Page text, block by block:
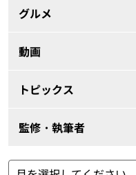
グルメ
動画
トピックス
監修・執筆者